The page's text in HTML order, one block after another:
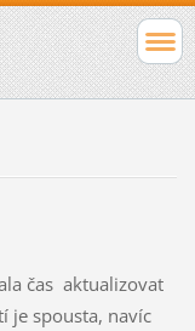
čas aktualizovat
je spousta, navíc